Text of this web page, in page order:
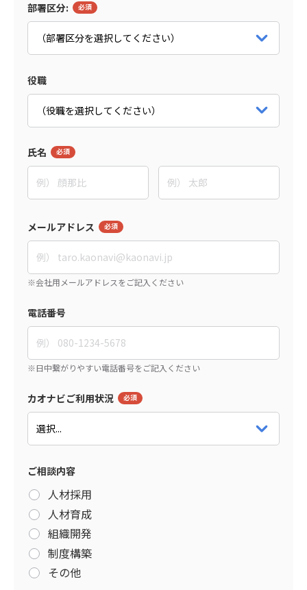
部署区分:
役職
氏名
メールアドレス
電話番号
カオナビご利用状況
ご相談内容
人材採用
人材育成
組織開発
制度構築
その他